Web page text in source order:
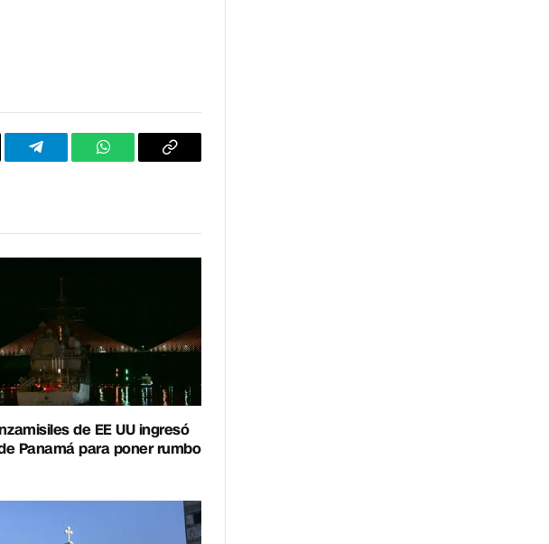
TelegramWhatsAppCopiar
de EE UU ingresó
Panamá para poner rumbo